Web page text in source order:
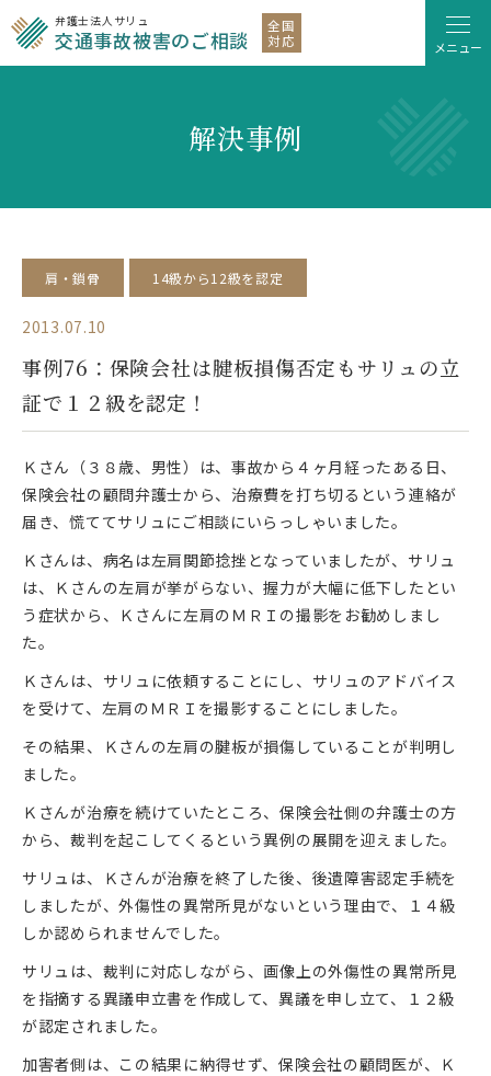
弁護士法人サリュ
交通事故被害のご相談
全国
対応
メニュー
解決事例
肩・鎖骨 14級から12級を認定
2013.07.10
事例76：保険会社は腱板損傷否定もサリュの立
証で１２級を認定！
Ｋさん（３８歳、男性）は、事故から４ヶ月経ったある日、
保険会社の顧問弁護士から、治療費を打ち切るという連絡が
届き、慌ててサリュにご相談にいらっしゃいました。
Ｋさんは、病名は左肩関節捻挫となっていましたが、サリュ
は、Ｋさんの左肩が挙がらない、握力が大幅に低下したとい
う症状から、Ｋさんに左肩のＭＲＩの撮影をお勧めしまし
た。
Ｋさんは、サリュに依頼することにし、サリュのアドバイス
を受けて、左肩のＭＲＩを撮影することにしました。
その結果、Ｋさんの左肩の腱板が損傷していることが判明し
ました。
Ｋさんが治療を続けていたところ、保険会社側の弁護士の方
から、裁判を起こしてくるという異例の展開を迎えました。
サリュは、Ｋさんが治療を終了した後、後遺障害認定手続を
しましたが、外傷性の異常所見がないという理由で、１４級
しか認められませんでした。
サリュは、裁判に対応しながら、画像上の外傷性の異常所見
を指摘する異議申立書を作成して、異議を申し立て、１２級
が認定されました。
加害者側は、この結果に納得せず、保険会社の顧問医が、Ｋ